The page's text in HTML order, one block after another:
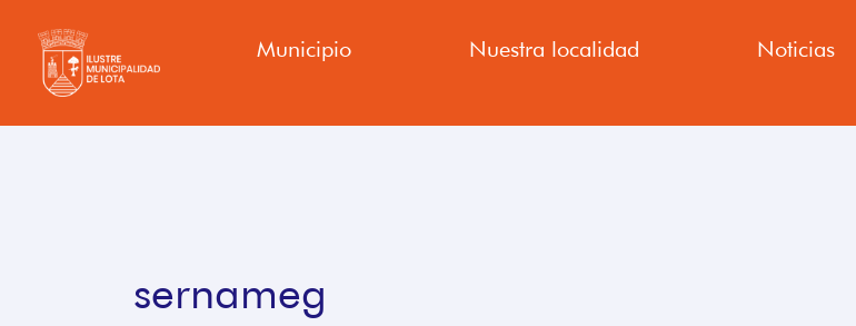
contenido
Municipio Nuestra localidad Noticias
sernameg